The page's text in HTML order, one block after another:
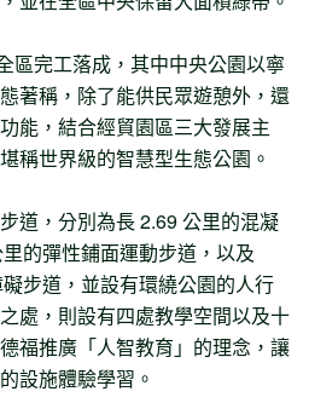
區完工落成，其中中央公園以寧
著稱，除了能供民眾遊憩外，還
能，結合經貿園區三大發展主
稱世界級的智慧型生態公園。
道，分別為長 2.69 公里的混凝
的彈性鋪面運動步道，以及
步道，並設有環繞公園的人行
處，則設有四處教學空間以及十
福推廣「人智教育」的理念，讓
設施體驗學習。